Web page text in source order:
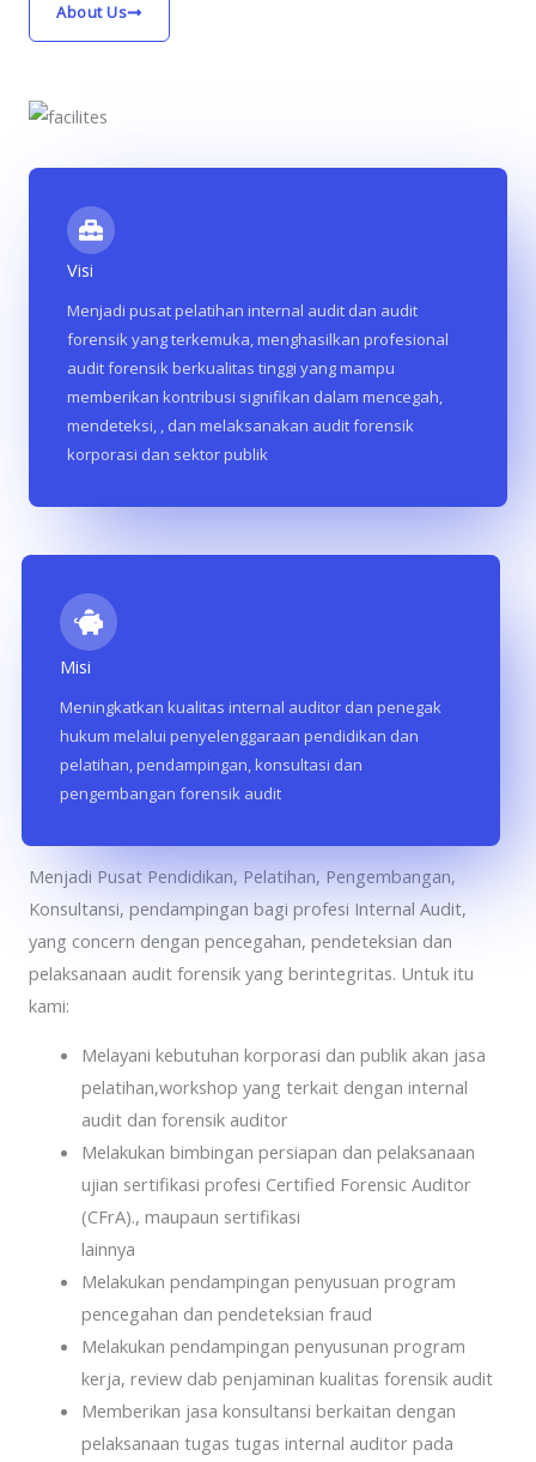
About Us
Visi
Menjadi pusat pelatihan internal audit dan audit
forensik yang terkemuka, menghasilkan profesional
audit forensik berkualitas tinggi yang mampu
memberikan kontribusi signifikan dalam mencegah,
mendeteksi, , dan melaksanakan audit forensik
korporasi dan sektor publik
Misi
Meningkatkan kualitas internal auditor dan penegak
hukum melalui penyelenggaraan pendidikan dan
pelatihan, pendampingan, konsultasi dan
pengembangan forensik audit
Menjadi Pusat Pendidikan, Pelatihan, Pengembangan,
Konsultansi, pendampingan bagi profesi Internal Audit,
yang concern dengan pencegahan, pendeteksian dan
pelaksanaan audit forensik yang berintegritas. Untuk itu
kami:
Melayani kebutuhan korporasi dan publik akan jasa
pelatihan,workshop yang terkait dengan internal
audit dan forensik auditor
Melakukan bimbingan persiapan dan pelaksanaan
ujian sertifikasi profesi Certified Forensic Auditor
(CFrA)., maupaun sertifikasi
lainnya
Melakukan pendampingan penyusuan program
pencegahan dan pendeteksian fraud
Melakukan pendampingan penyusunan program
kerja, review dab penjaminan kualitas forensik audit
Memberikan jasa konsultansi berkaitan dengan
pelaksanaan tugas tugas internal auditor pada